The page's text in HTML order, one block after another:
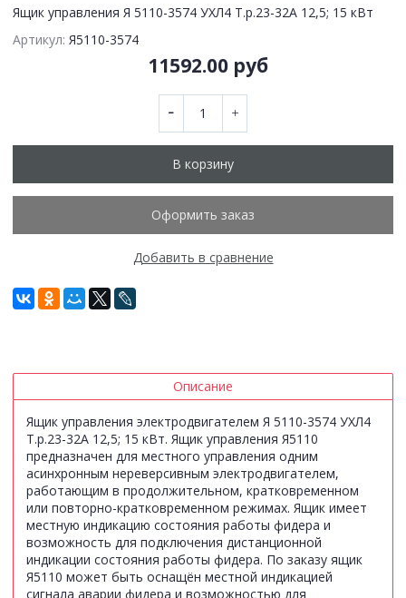
Ящик управления Я 5110-3574 УХЛ4 Т.р.23-32А 12,5; 15 кВт
Артикул: Я5110-3574
11592.00 руб
В корзину
Оформить заказ
Добавить в сравнение
Описание
Ящик управления электродвигателем Я 5110-3574 УХЛ4
Т.р.23-32А 12,5; 15 кВт. Ящик управления Я5110
предназначен для местного управления одним
асинхронным нереверсивным электродвигателем,
работающим в продолжительном, кратковременном
или повторно-кратковременном режимах. Ящик имеет
местную индикацию состояния работы фидера и
возможность для подключения дистанционной
индикации состояния работы фидера. По заказу ящик
Я5110 может быть оснащён местной индикацией
сигнала аварии фидера и возможностью для